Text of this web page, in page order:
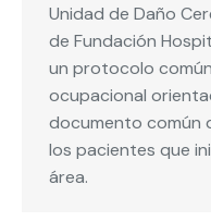
Unidad de Daño
de Fundación
un protocolo
ocupacional
documento común
los pacientes que
área.